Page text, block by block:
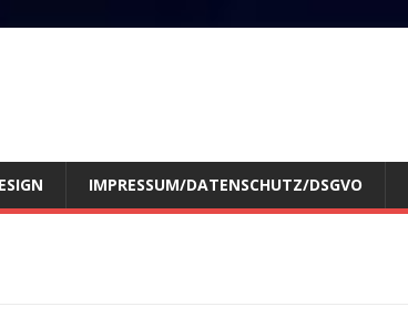
IMPRESSUM/DATENSCHUTZ/DSGVO